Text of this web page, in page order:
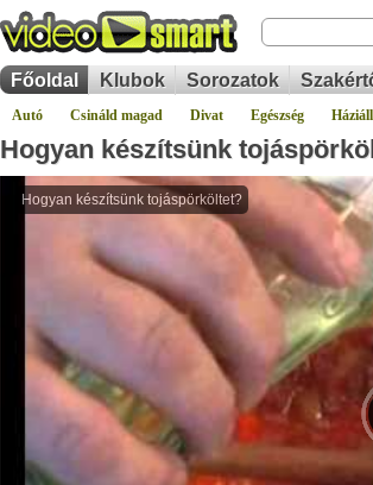
Főoldal Klubok Sorozatok
Autó Csináld magad Divat Egészség
Hogyan készítsünk